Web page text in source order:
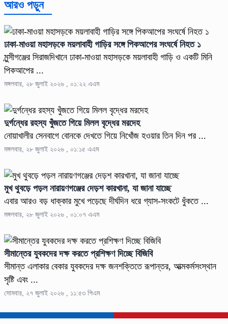
আরও পড়ুন
ঢাকা-মাওয়া মহাসড়কে ময়লাবাহী গাড়ির সঙ্গে পিকআপের সংঘর্ষে নিহত ১
মুন্সীগঞ্জের সিরাজদিখানে ঢাকা-মাওয়া মহাসড়কে ময়লাবাহী গাড়ি ও একটি মিনি
পিকআপের ...
মঙ্গলবার, ২৮ জুলাই ২০২৬ , ০১:২২ এএম
দুর্গন্ধের রহস্য খুঁজতে গিয়ে মিলল বৃদ্ধের মরদেহ
নোয়াখালীর সেনবাগে বোনকে দেখতে গিয়ে নিখোঁজ হওয়ার তিন দিন পর ...
মঙ্গলবার, ২৮ জুলাই ২০২৬ , ০১:১৫ এএম
মুখ থুবড়ে পড়ল নারায়ণগঞ্জের দেড়শ কারখানা, যা জানা যাচ্ছে
এবার আরও বড় ধাক্কার মুখে পড়েছে দীর্ঘদিন ধরে গ্যাস-সংকটে ধুঁকতে ...
মঙ্গলবার, ২৮ জুলাই ২০২৬ , ০১:০৭ এএম
সীমান্তের যুবকদের দক্ষ করতে প্রশিক্ষণ দিচ্ছে বিজিবি
সীমান্ত এলাকার বেকার যুবকদের দক্ষ জনশক্তিতে রূপান্তর, আত্মকর্মসংস্থান
সৃষ্টি এবং ...
সোমবার, ২৭ জুলাই ২০২৬ , ১১:৫৩ পিএম